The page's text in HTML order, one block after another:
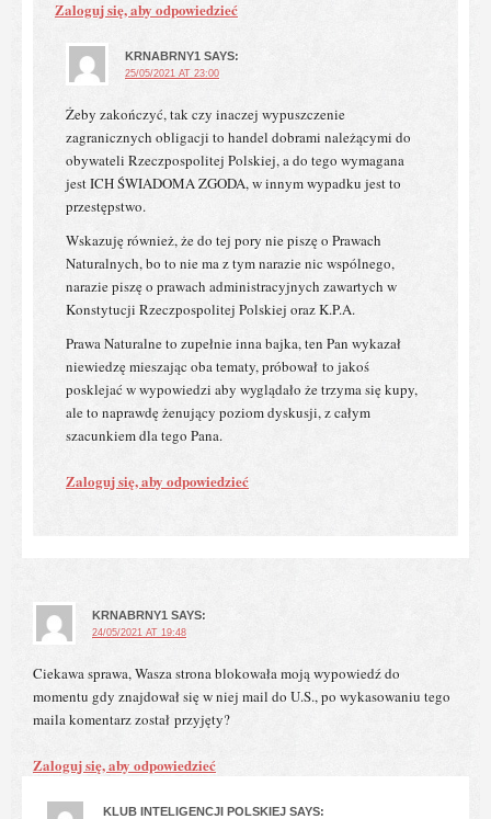
Zaloguj się, aby odpowiedzieć
KRNABRNY1 SAYS:
25/05/2021 AT 23:00
Żeby zakończyć, tak czy inaczej wypuszczenie
zagranicznych obligacji to handel dobrami należącymi do
obywateli Rzeczpospolitej Polskiej, a do tego wymagana
jest ICH ŚWIADOMA ZGODA, w innym wypadku jest to
przestępstwo.
Wskazuję również, że do tej pory nie piszę o Prawach
Naturalnych, bo to nie ma z tym narazie nic wspólnego,
narazie piszę o prawach administracyjnych zawartych w
Konstytucji Rzeczpospolitej Polskiej oraz K.P.A.
Prawa Naturalne to zupełnie inna bajka, ten Pan wykazał
niewiedzę mieszając oba tematy, próbował to jakoś
posklejać w wypowiedzi aby wyglądało że trzyma się kupy,
ale to naprawdę żenujący poziom dyskusji, z całym
szacunkiem dla tego Pana.
Zaloguj się, aby odpowiedzieć
KRNABRNY1 SAYS:
24/05/2021 AT 19:48
Ciekawa sprawa, Wasza strona blokowała moją wypowiedź do
momentu gdy znajdował się w niej mail do U.S., po wykasowaniu tego
maila komentarz został przyjęty?
Zaloguj się, aby odpowiedzieć
KLUB INTELIGENCJI POLSKIEJ SAYS: